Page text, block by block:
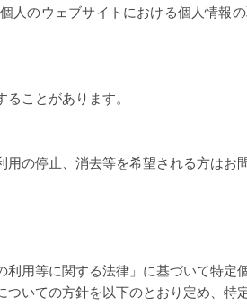
人のウェブサイトにおける個人情報
ことがあります。
の停止、消去等を希望される方は
用等に関する法律」に基づいて特
いての方針を以下のとおり定め、特